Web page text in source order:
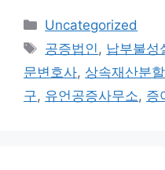
Categories
Uncategorized
Tags
공증법인 , 납부불성
문변호사, 상속재산분
구, 유언공증사무소, 증